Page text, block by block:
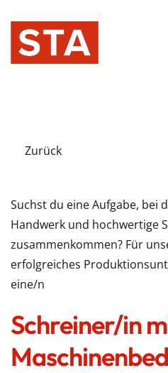
Zurück
Suchst du eine Aufgabe, bei
Handwerk und hochwertige
zusammenkommen? Für
erfolgreiches
eine/n
Schreiner/in